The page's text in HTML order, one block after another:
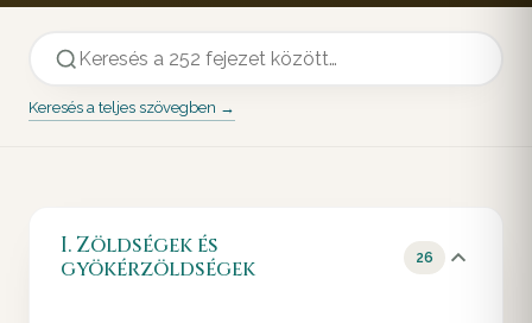
Keresés a teljes szövegben →
I. Zöldségek és
gyökérzöldségek
26